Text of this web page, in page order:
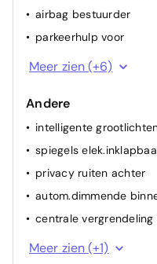
airbag bestuurder
parkeerhulp voor
waarschuwing
alarm
ESP
airbag passagier
ABS
Meer zien (+6)
Andere
intelligente
spiegels
privacy ruiten achter
autom.dimmende
centrale
parkeerhulp achter
Meer zien (+1)